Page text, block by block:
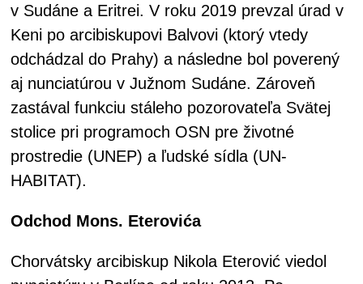
v Sudáne a Eritrei. V roku 2019 prevzal úrad v
Keni po arcibiskupovi Balvovi (ktorý vtedy
odchádzal do Prahy) a následne bol poverený
aj nunciatúrou v Južnom Sudáne. Zároveň
zastával funkciu stáleho pozorovateľa Svätej
stolice pri programoch OSN pre životné
prostredie (UNEP) a ľudské sídla (UN-
HABITAT).
Odchod Mons. Eterovića
Chorvátsky arcibiskup Nikola Eterović viedol